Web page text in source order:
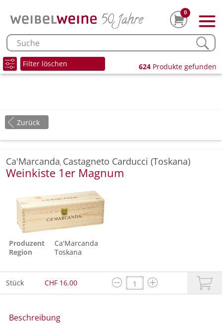
0
Filter löschen 624 Produkte gefunden
Zurück
Ca'Marcanda, Castagneto Carducci (Toskana)
Weinkiste 1er Magnum
Produzent
Ca'Marcanda
Region
Toskana
Stück CHF 16.00
Beschreibung